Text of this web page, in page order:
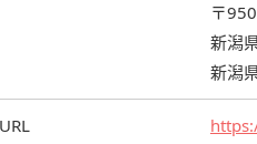
〒
新潟
新潟